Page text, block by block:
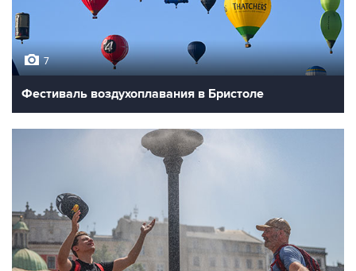
7
Фестиваль воздухоплавания в Бристоле